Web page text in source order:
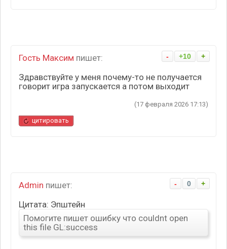
- +10 +
Гость Максим пишет:
Здравствуйте у меня почему-то не получается
говорит игра запускается а потом выходит
(17 февраля 2026 17:13)
цитировать
- 0 +
Admin пишет:
Цитата: Эпштейн
Помогите пишет ошибку что couldnt open
this file GL:success